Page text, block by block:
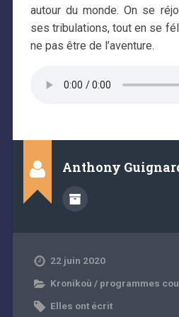
autour du monde. On se
ses tribulations, tout en se
ne pas être de l’aventure.
Anthony
22 juin 2020
Kronikoù / programmes
Elles ont écrit